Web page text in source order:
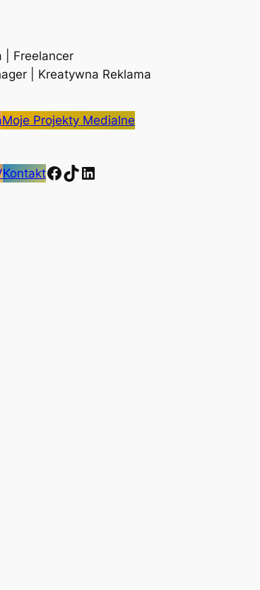
| Freelancer
| Kreatywna Reklama
Moje Projekty Medialne
KontaktFacebook
TikTok
LinkedIn